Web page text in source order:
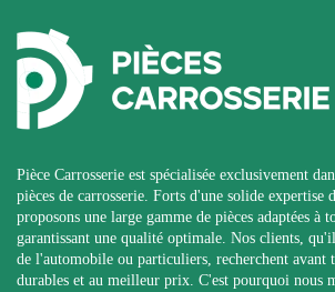
Pièce Carrosserie est spécialisée exclusivement
pièces de carrosserie. Forts d'une solide expertise
proposons une large gamme de pièces adaptées à
garantissant une qualité optimale. Nos clients,
de l'automobile ou particuliers, recherchent avant
durables et au meilleur prix. C'est pourquoi nous